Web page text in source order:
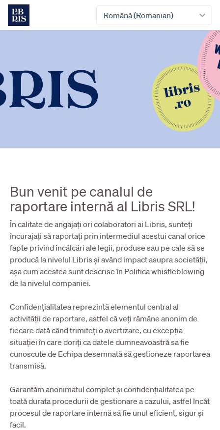
Română (Romanian)
Bun venit pe canalul de
raportare internă al Libris SRL!
În calitate de angajați ori colaboratori ai Libris, sunteți
încurajați să raportați prin intermediul acestui canal orice
fapte privind încălcări ale legii, produse sau pe cale să se
producă la nivelul Libris și având impact asupra societății,
așa cum acestea sunt descrise în Politica whistleblowing
de la nivelul companiei.
Confidențialitatea reprezintă elementul central al
activității de raportare, astfel că veți rămâne anonim de
fiecare dată când trimiteți o avertizare, cu excepția
situației în care doriți ca datele dumneavoastră sa fie
cunoscute de Echipa desemnată să gestioneze raportarea
transmisă.
Garantăm anonimatul complet și confidențialitatea pe
toată durata procedurii de gestionare a cazului, astfel încât
procesul de raportare internă să fie unul eficient, sigur și
facil.